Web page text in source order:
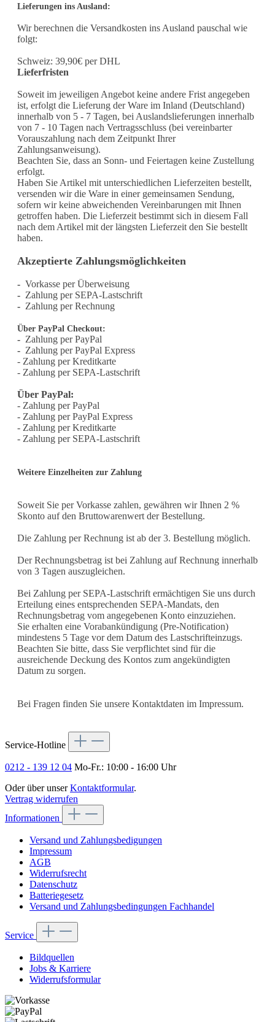
Lieferungen ins Ausland :
Wir berechnen die Versandkosten ins Ausland pauschal wie
folgt:
Schweiz: 39,90€ per DHL
Lieferfristen
Soweit im jeweiligen Angebot keine andere Frist angegeben
ist, erfolgt die Lieferung der Ware im Inland (Deutschland)
innerhalb von 5 - 7 Tagen, bei Auslandslieferungen innerhalb
von 7 - 10 Tagen nach Vertragsschluss (bei vereinbarter
Vorauszahlung nach dem Zeitpunkt Ihrer
Zahlungsanweisung).
Beachten Sie, dass an Sonn- und Feiertagen keine Zustellung
erfolgt.
Haben Sie Artikel mit unterschiedlichen Lieferzeiten bestellt,
versenden wir die Ware in einer gemeinsamen Sendung,
sofern wir keine abweichenden Vereinbarungen mit Ihnen
getroffen haben. Die Lieferzeit bestimmt sich in diesem Fall
nach dem Artikel mit der längsten Lieferzeit den Sie bestellt
haben.
Akzeptierte Zahlungsmöglichkeiten
- Vorkasse per Überweisung
- Zahlung per SEPA-Lastschrift
- Zahlung per Rechnung
Über PayPal Checkout:
- Zahlung per PayPal
- Zahlung per PayPal Express
- Zahlung per Kreditkarte
- Zahlung per SEPA-Lastschrift
Über PayPal:
- Zahlung per PayPal
- Zahlung per PayPal Express
- Zahlung per Kreditkarte
- Zahlung per SEPA-Lastschrift
Weitere Einzelheiten zur Zahlung
Soweit Sie per Vorkasse zahlen, gewähren wir Ihnen 2 %
Skonto auf den Bruttowarenwert der Bestellung.
Die Zahlung per Rechnung ist ab der 3. Bestellung möglich.
Der Rechnungsbetrag ist bei Zahlung auf Rechnung innerhalb
von 3 Tagen auszugleichen.
Bei Zahlung per SEPA-Lastschrift ermächtigen Sie uns durch
Erteilung eines entsprechenden SEPA-Mandats, den
Rechnungsbetrag vom angegebenen Konto einzuziehen.
Sie erhalten eine Vorabankündigung (Pre-Notification)
mindestens 5 Tage vor dem Datum des Lastschrifteinzugs.
Beachten Sie bitte, dass Sie verpflichtet sind für die
ausreichende Deckung des Kontos zum angekündigten
Datum zu sorgen.
Bei Fragen finden Sie unsere Kontaktdaten im Impressum.
Service-Hotline
0212 - 139 12 04 Mo-Fr.: 10:00 - 16:00 Uhr
Oder über unserKontaktformular.
Vertrag widerrufen
Informationen
Versand und Zahlungsbedigungen
Impressum
AGB
Widerrufsrecht
Datenschutz
Batteriegesetz
Versand und Zahlungsbedingungen Fachhandel
Service
Bildquellen
Jobs & Karriere
Widerrufsformular